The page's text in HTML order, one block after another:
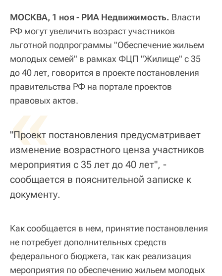
МОСКВА, 1 ноя - РИА Недвижимость. Власти
РФ могут увеличить возраст участников
льготной подпрограммы "Обеспечение жильем
молодых семей" в рамках ФЦП "Жилище" с 35
до 40 лет, говорится в проекте постановления
правительства РФ на портале проектов
правовых актов.
«
"Проект постановления предусматривает
изменение возрастного ценза участников
мероприятия с 35 лет до 40 лет", -
сообщается в пояснительной записке к
документу.
Как сообщается в нем, принятие постановления
не потребует дополнительных средств
федерального бюджета, так как реализация
мероприятия по обеспечению жильем молодых